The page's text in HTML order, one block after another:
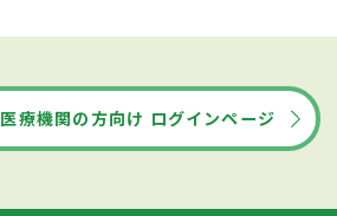
医療機関の方向け ログインページ